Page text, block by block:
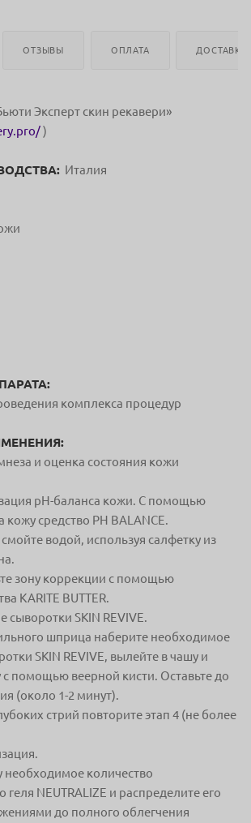
ОТЗЫВЫ ОПЛАТА ДОСТАВКА
Эксперт скин рекавери»
)
Италия
комплекса процедур
и оценка состояния кожи
pH-баланса кожи. С помощью
кожу средство PH BALANCE.
водой, используя салфетку из
зону коррекции с помощью
KARITE BUTTER.
сыворотки SKIN REVIVE.
шприца наберите необходимое
SKIN REVIVE, вылейте в чашу и
с помощью веерной кисти. Оставьте до
(около 1-2 минут).
стрий повторите этап 4 (не более
необходимое количество
NEUTRALIZE и распределите его
до полного облегчения